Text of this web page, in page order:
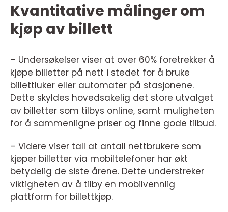
Kvantitative målinger om
kjøp av billett
– Undersøkelser viser at over 60% foretrekker å
kjøpe billetter på nett i stedet for å bruke
billettluker eller automater på stasjonene.
Dette skyldes hovedsakelig det store utvalget
av billetter som tilbys online, samt muligheten
for å sammenligne priser og finne gode tilbud.
– Videre viser tall at antall nettbrukere som
kjøper billetter via mobiltelefoner har økt
betydelig de siste årene. Dette understreker
viktigheten av å tilby en mobilvennlig
plattform for billettkjøp.